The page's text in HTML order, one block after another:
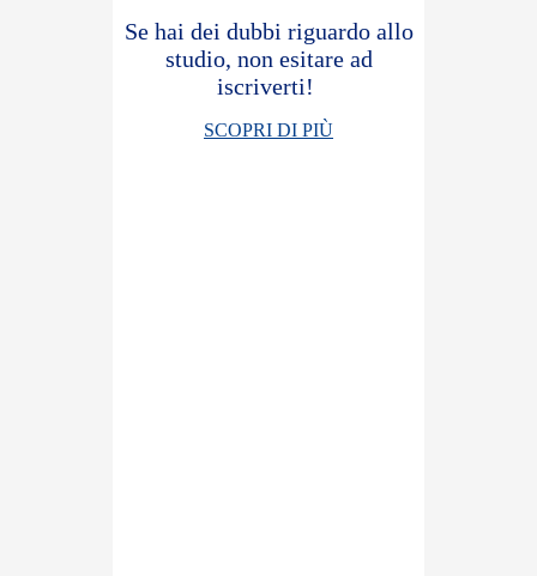
Se hai dei dubbi riguardo allo
studio, non esitare ad
iscriverti!
SCOPRI DI PIÙ